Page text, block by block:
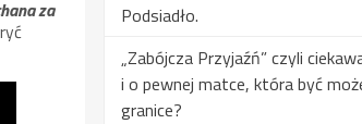
za
Podsiadło.
„Zabójcza Przyjaźń” czyli
i o pewnej matce, która być
granice?